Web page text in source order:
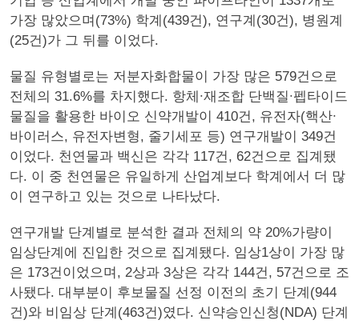
가장 많았으며(73%) 학계(439건), 연구계(30건), 병원계
(25건)가 그 뒤를 이었다.
물질 유형별로는 저분자화합물이 가장 많은 579건으로
전체의 31.6%를 차지했다. 항체∙재조합 단백질∙펩타이드
물질을 활용한 바이오 신약개발이 410건, 유전자(핵산∙
바이러스, 유전자변형, 줄기세포 등) 연구개발이 349건
이었다. 천연물과 백신은 각각 117건, 62건으로 집계됐
다. 이 중 천연물은 유일하게 산업계보다 학계에서 더 많
이 연구하고 있는 것으로 나타났다.
연구개발 단계별로 분석한 결과 전체의 약 20%가량이
임상단계에 진입한 것으로 집계됐다. 임상1상이 가장 많
은 173건이었으며, 2상과 3상은 각각 144건, 57건으로 조
사됐다. 대부분이 후보물질 선정 이전의 초기 단계(944
건)와 비임상 단계(463건)였다. 신약승인신청(NDA) 단계